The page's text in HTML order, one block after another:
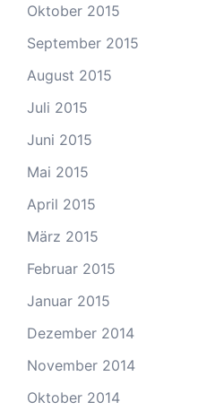
Oktober 2015
September 2015
August 2015
Juli 2015
Juni 2015
Mai 2015
April 2015
März 2015
Februar 2015
Januar 2015
Dezember 2014
November 2014
Oktober 2014